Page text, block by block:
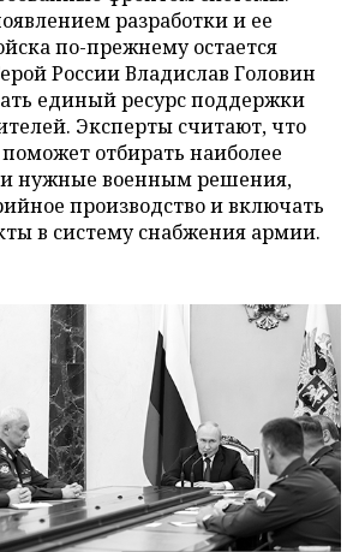
разработки и ее
по-прежнему остается
России Владислав Головин
единый ресурс поддержки
Эксперты считают, что
отбирать наиболее
нужные военным решения,
производство и включать
в систему снабжения армии.